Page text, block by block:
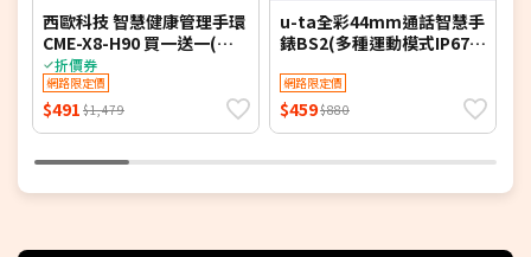
中文繁體/簡體訊息均可同步推送，可達八則，抬手自動顯
示可從錶面快速讀取，支援多種訊息提醒
LINE/FB/WeChat/Twitter等
藍牙語音/Line通話/手錶暢聽手機音樂，訊息、來電不漏接
受到水流衝擊。
西歐科技 智慧健康管理手環
CME-X8-H90 買一送一(夢
幻黑/活力粉/海洋藍)
折價券
網路限定價
$491 $1,479
u-ta全彩44mm通話智慧手
錶BS2(多種運動模式IP67防
網路限定價
$459$880